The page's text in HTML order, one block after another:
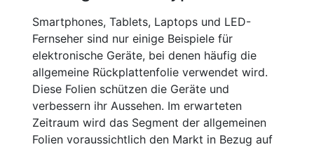
Smartphones, Tablets, Laptops und LED-
Fernseher sind nur einige Beispiele für
elektronische Geräte, bei denen häufig die
allgemeine Rückplattenfolie verwendet wird.
Diese Folien schützen die Geräte und
verbessern ihr Aussehen. Im erwarteten
Zeitraum wird das Segment der allgemeinen
Folien voraussichtlich den Markt in Bezug auf